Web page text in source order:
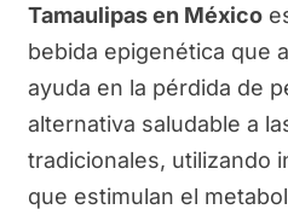
Tamaulipas en México
bebida epigenética que
ayuda en la pérdida de
alternativa saludable a
tradicionales, utilizando
que estimulan el